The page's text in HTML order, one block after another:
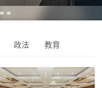
政法 教育